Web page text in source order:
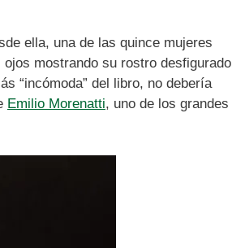
ella, una de las quince mujeres
mostrando su rostro desfigurado
“incómoda” del libro, no debería
Emilio Morenatti, uno de los grandes